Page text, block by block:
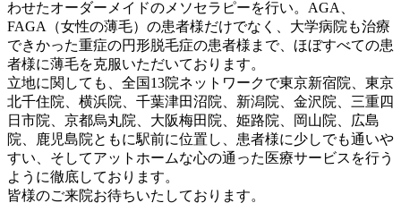
わせたオーダーメイドのメソセラピーを行い。AGA、
FAGA（女性の薄毛）の患者様だけでなく、大学病院も治療
できかった重症の円形脱毛症の患者様まで、ほぼすべての患
者様に薄毛を克服いただいております。
立地に関しても、全国13院ネットワークで東京新宿院、東京
北千住院、横浜院、千葉津田沼院、新潟院、金沢院、三重四
日市院、京都烏丸院、大阪梅田院、姫路院、岡山院、広島
院、鹿児島院ともに駅前に位置し、患者様に少しでも通いや
すい、そしてアットホームな心の通った医療サービスを行う
ように徹底しております。
皆様のご来院お待ちいたしております。